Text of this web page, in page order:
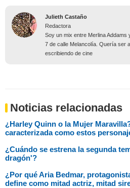
Julieth Castaño
Redactora
Soy un mix entre Merlina
7 de calle Melancolía. Quería ser
escribiendo de cine
Noticias relacionadas
¿Harley Quinn o la Mujer
caracterizada como estos
¿Cuándo se estrena la segunda
dragón'?
¿Por qué Aria Bedmar,
define como mitad actriz, mitad